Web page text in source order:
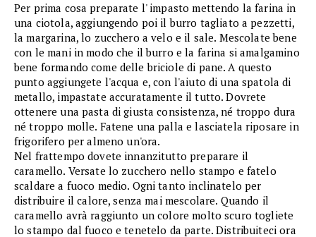
Per prima cosa preparate l' impasto mettendo la farina in
una ciotola, aggiungendo poi il burro tagliato a pezzetti,
la margarina, lo zucchero a velo e il sale. Mescolate bene
con le mani in modo che il burro e la farina si amalgamino
bene formando come delle briciole di pane. A questo
punto aggiungete l'acqua e, con l'aiuto di una spatola di
metallo, impastate accuratamente il tutto. Dovrete
ottenere una pasta di giusta consistenza, né troppo dura
né troppo molle. Fatene una palla e lasciatela riposare in
frigorifero per almeno un'ora.
Nel frattempo dovete innanzitutto preparare il
caramello. Versate lo zucchero nello stampo e fatelo
scaldare a fuoco medio. Ogni tanto inclinatelo per
distribuire il calore, senza mai mescolare. Quando il
caramello avrà raggiunto un colore molto scuro togliete
lo stampo dal fuoco e tenetelo da parte. Distribuiteci ora